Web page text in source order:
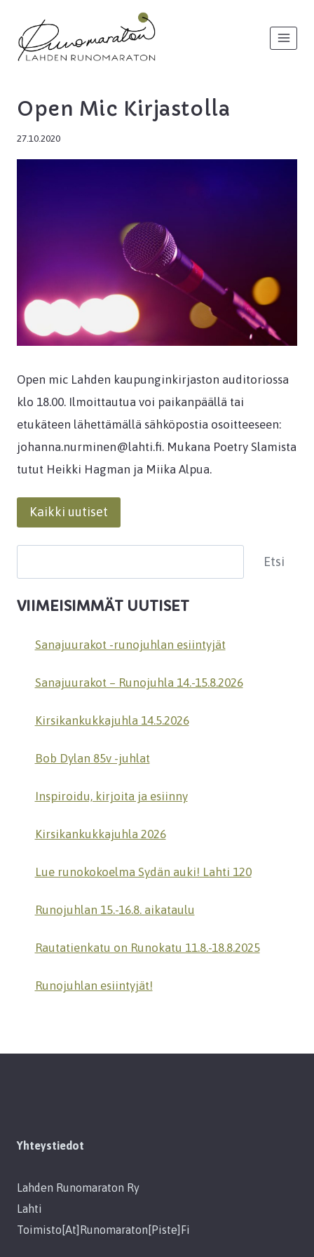
sisältöön
Open Mic Kirjastolla
27.10.2020
Open mic Lahden kaupunginkirjaston auditoriossa
klo 18.00. Ilmoittautua voi paikanpäällä tai
etukäteen lähettämällä sähköpostia osoitteeseen:
johanna.nurminen@lahti.fi. Mukana Poetry Slamista
tutut Heikki Hagman ja Miika Alpua.
Kaikki uutiset
Etsi
VIIMEISIMMÄT UUTISET
Sanajuurakot -runojuhlan esiintyjät
Sanajuurakot – Runojuhla 14.-15.8.2026
Kirsikankukkajuhla 14.5.2026
Bob Dylan 85v -juhlat
Inspiroidu, kirjoita ja esiinny
Kirsikankukkajuhla 2026
Lue runokokoelma Sydän auki! Lahti 120
Runojuhlan 15.-16.8. aikataulu
Rautatienkatu on Runokatu 11.8.-18.8.2025
Runojuhlan esiintyjät!
Yhteystiedot
Lahden Runomaraton Ry
Lahti
Toimisto[at]runomaraton[piste]fi